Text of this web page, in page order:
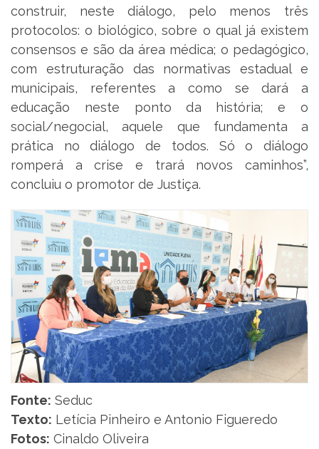
construir, neste diálogo, pelo menos três
protocolos: o biológico, sobre o qual já existem
consensos e são da área médica; o pedagógico,
com estruturação das normativas estadual e
municipais, referentes a como se dará a
educação neste ponto da história; e o
social/negocial, aquele que fundamenta a
prática no diálogo de todos. Só o diálogo
romperá a crise e trará novos caminhos”,
concluiu o promotor de Justiça.
Fonte: Seduc
Texto: Letícia Pinheiro e Antonio Figueredo
Fotos: Cinaldo Oliveira